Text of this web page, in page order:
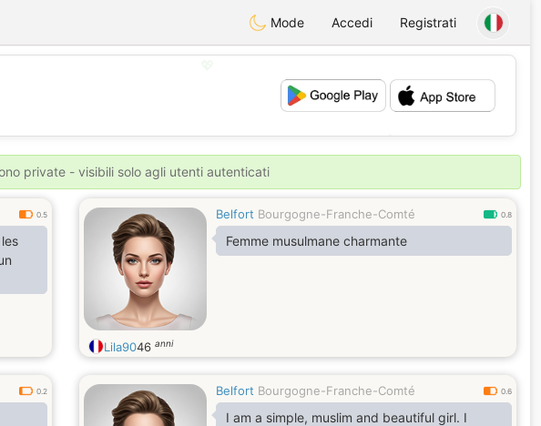
Mode Accedi Registrati
💕
private - visibili solo agli utenti autenticati
0.5 Belfort Bourgogne-Franche-Comté 0.8
Femme musulmane charmante
Lila9046 anni
0.2 Belfort Bourgogne-Franche-Comté 0.6
I am a simple, muslim and beautiful girl. I